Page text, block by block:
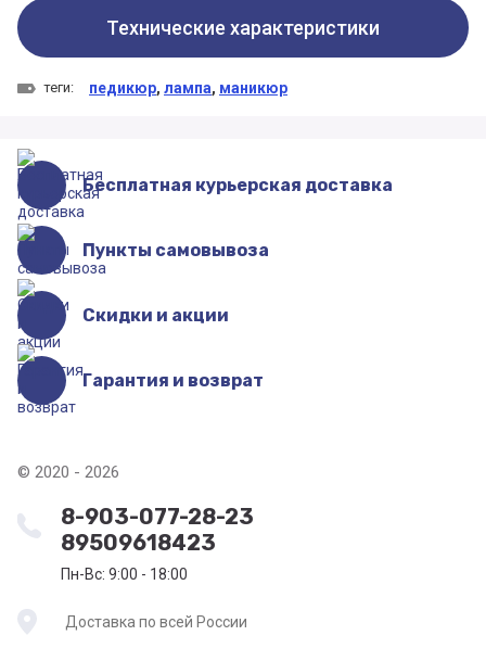
Технические характеристики
теги: педикюр, лампа, маникюр
Бесплатная курьерская доставка
Пункты самовывоза
Скидки и акции
Гарантия и возврат
© 2020 - 2026
8-903-077-28-23
89509618423
Пн-Вс: 9:00 - 18:00
Доставка по всей России